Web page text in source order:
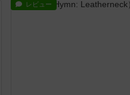
レビュー